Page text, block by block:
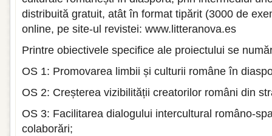
distribuită gratuit, atât în format tipărit (3000 de
online, pe site-ul revistei: www.litteranova.es
Printre obiectivele specifice ale proiectului se
OS 1: Promovarea limbii și culturii române în
OS 2: Creșterea vizibilității creatorilor români din
OS 3: Facilitarea dialogului intercultural româno-
colaborări;